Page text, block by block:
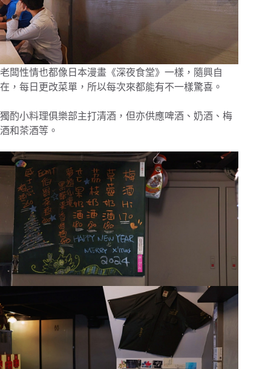
老闆性情也都像日本漫畫《深夜食堂》一樣，隨興自
在，每日更改菜單，所以每次來都能有不一樣驚喜。
獨酌小料理俱樂部主打清酒，但亦供應啤酒、奶酒、梅
酒和茶酒等。